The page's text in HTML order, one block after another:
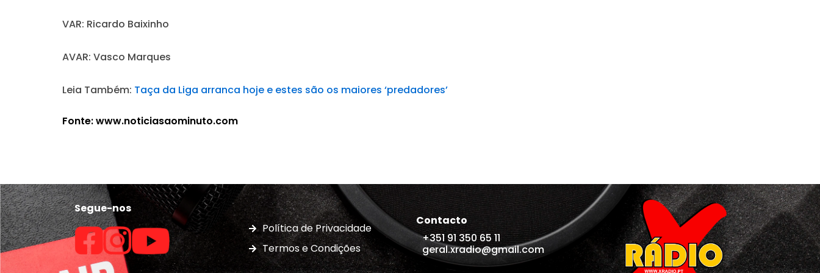
VAR: Ricardo Baixinho
AVAR: Vasco Marques
Leia Também: Taça da Liga arranca hoje e estes são os maiores ‘predadores’
Fonte: www.noticiasaominuto.com
Segue-nos
Política de Privacidade
Termos e Condições
Contacto
+351 91 350 65 11
geral.xradio@gmail.com